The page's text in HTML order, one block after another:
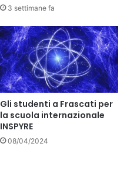
3 settimane fa
Gli studenti a Frascati per
la scuola internazionale
INSPYRE
08/04/2024